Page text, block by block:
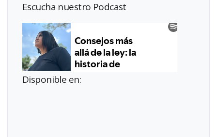
Escucha nuestro Podcast
Disponible en: